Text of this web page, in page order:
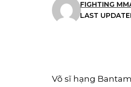
LAST
FIGHTING
Võ sĩ hạng